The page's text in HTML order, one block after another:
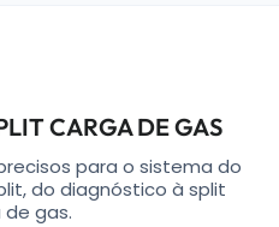
CARGA DE GAS
para o sistema do
do diagnóstico à split
gas.